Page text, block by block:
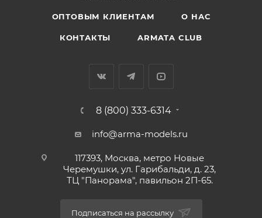
ОПТОВЫМ КЛИЕНТАМ О НАС
КОНТАКТЫ ARMATA CLUB
8 (800) 333-6314
info@arma-models.ru
117393, Москва, метро Новые
Черемушки, ул. Гарибальди, д. 23,
ТЦ "Панорама", павильон 2П-65.
Подписаться на рассылку